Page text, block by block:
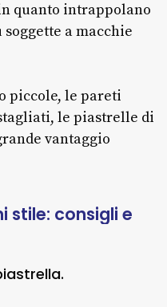
quanto intrappolano
a macchie
piccole, le pareti
le piastrelle di
vantaggio
stile: consigli e